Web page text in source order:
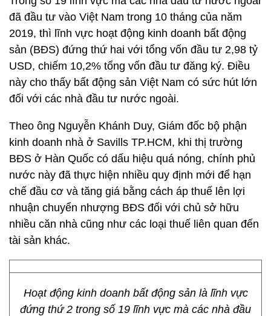
đã đầu tư vào Việt Nam trong 10 tháng của năm
2019, thì lĩnh vực hoạt động kinh doanh bất động
sản (BĐS) đứng thứ hai với tổng vốn đầu tư 2,98 tỷ
USD, chiếm 10,2% tổng vốn đầu tư đăng ký. Điều
này cho thấy bất động sản Việt Nam có sức hút lớn
đối với các nhà đầu tư nước ngoài.
Theo ông Nguyễn Khánh Duy, Giám đốc bộ phận
kinh doanh nhà ở Savills TP.HCM, khi thị trường
BĐS ở Hàn Quốc có dấu hiệu quá nóng, chính phủ
nước này đã thực hiện nhiều quy định mới để hạn
chế đầu cơ và tăng giá bằng cách áp thuế lên lợi
nhuận chuyển nhượng BĐS đối với chủ sở hữu
nhiều căn nhà cũng như các loại thuế liên quan đến
tài sản khác.
Hoạt động kinh doanh bất động sản là lĩnh vực
đứng thứ 2 trong số 19 lĩnh vực mà các nhà đầu